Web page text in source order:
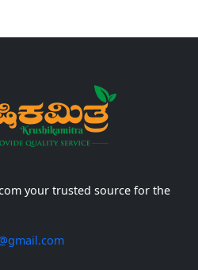
your trusted source for the